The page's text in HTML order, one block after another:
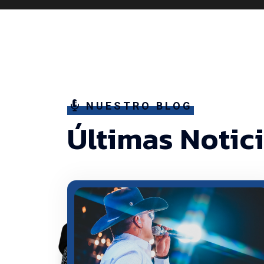
NUESTRO BLOG
Últimas